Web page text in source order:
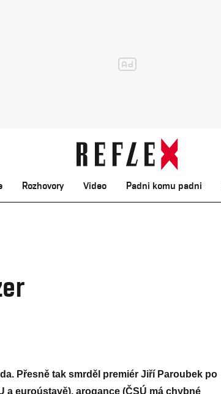
Rozhovory Video Padni komu padni
Přesně tak smrděl premiér Jiří Paroubek po
a euroústavě), arogance (ČSÚ má chybné